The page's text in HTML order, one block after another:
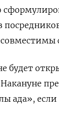
будет
ада»,